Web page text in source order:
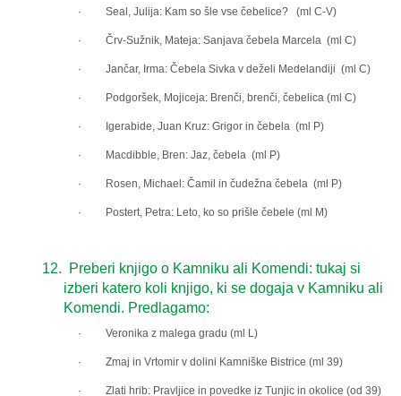
· Seal, Julija: Kam so šle vse čebelice? (ml C-V)
· Črv-Sužnik, Mateja: Sanjava čebela Marcela (ml C)
· Jančar, Irma: Čebela Sivka v deželi Medelandiji (ml C)
· Podgoršek, Mojiceja: Brenči, brenči, čebelica (ml C)
· Igerabide, Juan Kruz: Grigor in čebela (ml P)
· Macdibble, Bren: Jaz, čebela (ml P)
· Rosen, Michael: Čamil in čudežna čebela (ml P)
· Postert, Petra: Leto, ko so prišle čebele (ml M)
12. Preberi knjigo o Kamniku ali Komendi: tukaj si
izberi katero koli knjigo, ki se dogaja v Kamniku ali
Komendi. Predlagamo:
· Veronika z malega gradu (ml L)
· Zmaj in Vrtomir v dolini Kamniške Bistrice (ml 39)
· Zlati hrib: Pravljice in povedke iz Tunjic in okolice (od 39)